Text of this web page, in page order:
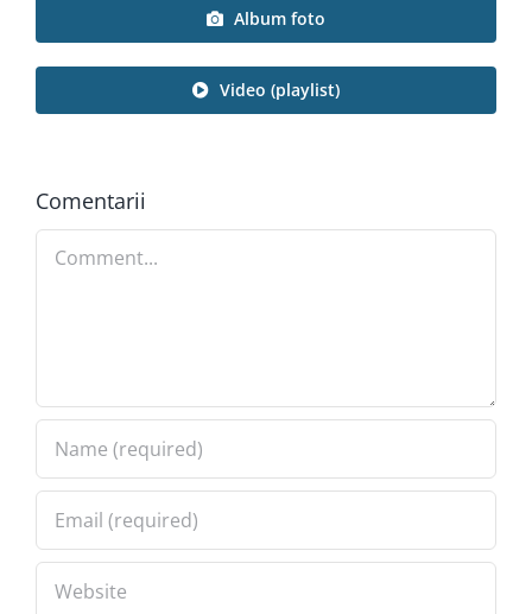
Album foto
Video (playlist)
Comentarii
Comment